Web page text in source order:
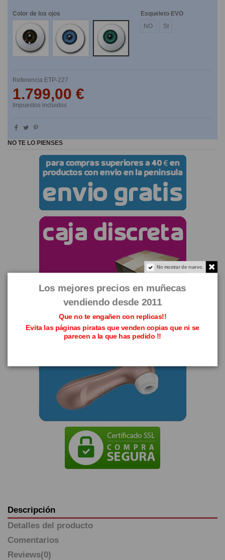
Color de los ojos
Marrones
Azules Verdes
Esqueleto EVO
NO
SI
Referencia ETP-227
1.799,00 €
Impuestos incluidos
NO TE LO PIENSES
Descripción
Detalles del producto
Comentarios
Reviews(0)
No mostrar de nuevo.
Los mejores precios en muñecas
vendiendo desde 2011
Que no te engañen con replicas!!
Evita las páginas piratas que venden copias que ni se
parecen a la que has pedido !!